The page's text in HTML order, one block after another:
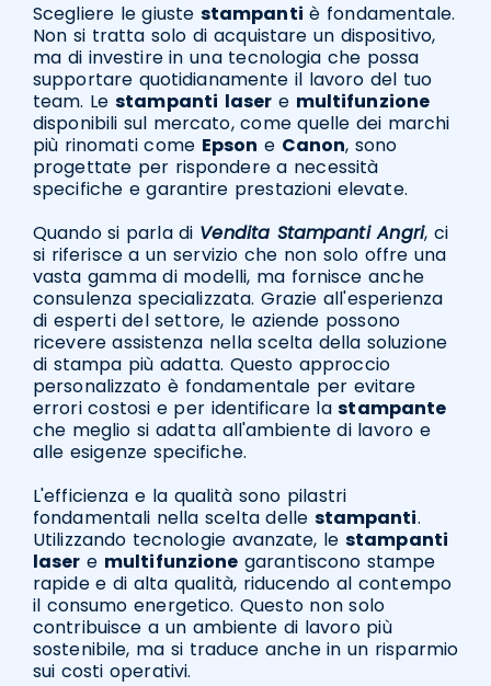
Scegliere le giuste stampanti è fondamentale.
Non si tratta solo di acquistare un dispositivo,
ma di investire in una tecnologia che possa
supportare quotidianamente il lavoro del tuo
team. Lestampanti laser e multifunzione
disponibili sul mercato, come quelle dei marchi
più rinomati come Epson e Canon, sono
progettate per rispondere a necessità
specifiche e garantire prestazioni elevate.
Quando si parla di Vendita Stampanti Angri, ci
si riferisce a un servizio che non solo offre una
vasta gamma di modelli, ma fornisce anche
consulenza specializzata. Grazie all'esperienza
di esperti del settore, le aziende possono
ricevere assistenza nella scelta della soluzione
di stampa più adatta. Questo approccio
personalizzato è fondamentale per evitare
errori costosi e per identificare lastampante
che meglio si adatta all'ambiente di lavoro e
alle esigenze specifiche.
L'efficienza e la qualità sono pilastri
fondamentali nella scelta delle stampanti.
Utilizzando tecnologie avanzate, lestampanti
laser e multifunzione garantiscono stampe
rapide e di alta qualità, riducendo al contempo
il consumo energetico. Questo non solo
contribuisce a un ambiente di lavoro più
sostenibile, ma si traduce anche in un risparmio
sui costi operativi.